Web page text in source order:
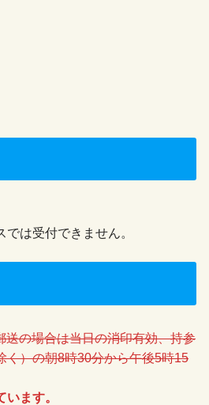
は受付できません。
送の場合は当日の消印有効、持参
く）の朝8時30分から午後5時15
ます。